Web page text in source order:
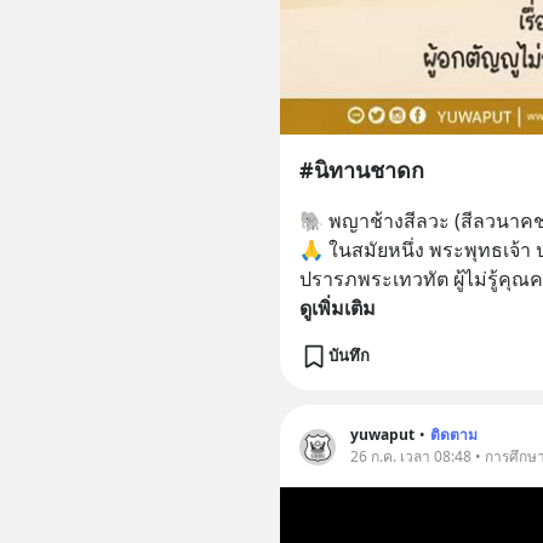
#นิทานชาดก
🐘 พญาช้างสีลวะ (สีลวนาค
🙏 ในสมัยหนึ่ง พระพุทธเจ้า
ปรารภพระเทวทัต ผู้ไม่รู้คุณ
ดูเพิ่มเติม
บันทึก
yuwaput • ติดตาม
26 ก.ค. เวลา 08:48 • การศึกษ